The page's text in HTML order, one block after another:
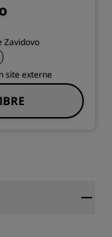
Zavidovo
site externe